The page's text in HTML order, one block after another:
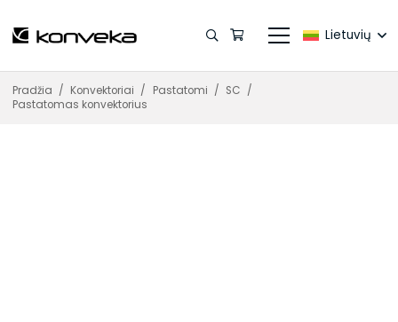
Lietuvių
Pradžia / Konvektoriai / Pastatomi / SC /
Pastatomas konvektorius